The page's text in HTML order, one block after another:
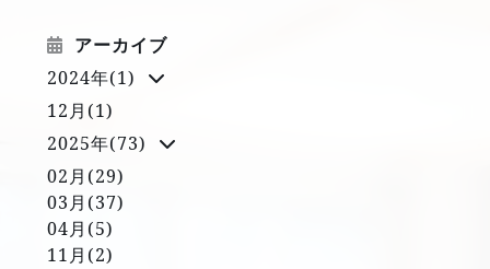
アーカイブ
2024年(1)
12月(1)
2025年(73)
02月(29)
03月(37)
04月(5)
11月(2)